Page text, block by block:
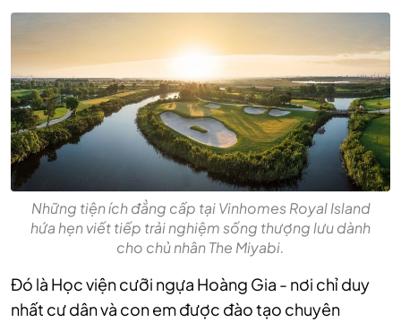
Những tiện ích đẳng cấp tại Vinhomes Royal Island
hứa hẹn viết tiếp trải nghiệm sống thượng lưu dành
cho chủ nhân The Miyabi.
Đó là Học viện cưỡi ngựa Hoàng Gia - nơi chỉ duy
nhất cư dân và con em được đào tạo chuyên